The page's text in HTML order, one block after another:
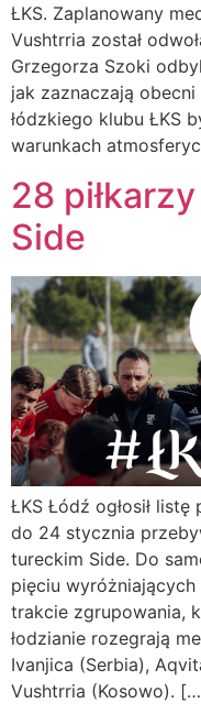
ŁKS. Zaplanowany
Vushtrria został
Grzegorza Szoki
jak zaznaczają
łódzkiego klubu ŁKS
warunkach
28
Side
ŁKS Łódź ogłosił
do 24 stycznia
tureckim Side. Do
pięciu
trakcie zgrupowania,
łodzianie rozegrają
Ivanjica (Serbia),
Vushtrria (Kosowo).